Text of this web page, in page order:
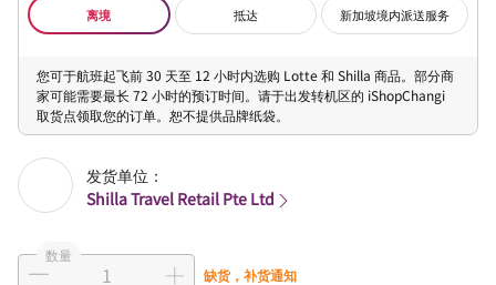
离境 抵达 新加坡境内派送服务
您可于航班起飞前 30 天至 12 小时内选购 Lotte 和 Shilla 商品。部分商
家可能需要最长 72 小时的预订时间。请于出发转机区的 iShopChangi
取货点领取您的订单。恕不提供品牌纸袋。
发货单位：
Shilla Travel Retail Pte Ltd
数量
缺货，补货通知